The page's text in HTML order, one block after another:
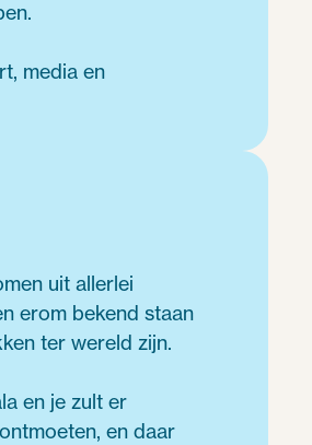
media en
uit allerlei
erom bekend staan
ter wereld zijn.
en je zult er
en daar